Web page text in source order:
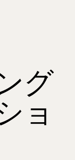
グ
ョ